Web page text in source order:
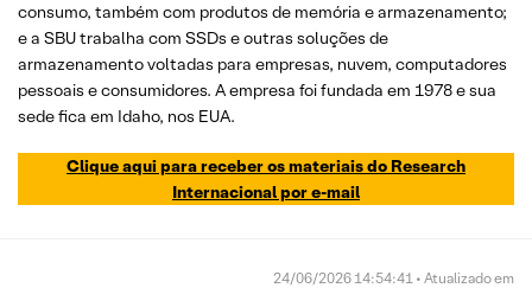
consumo, também com produtos de memória e armazenamento;
e a SBU trabalha com SSDs e outras soluções de
armazenamento voltadas para empresas, nuvem, computadores
pessoais e consumidores. A empresa foi fundada em 1978 e sua
sede fica em Idaho, nos EUA.
Clique aqui para receber os materiais do Research
Internacional por e-mail
24/06/2026 14:54:41 • Atualizado em